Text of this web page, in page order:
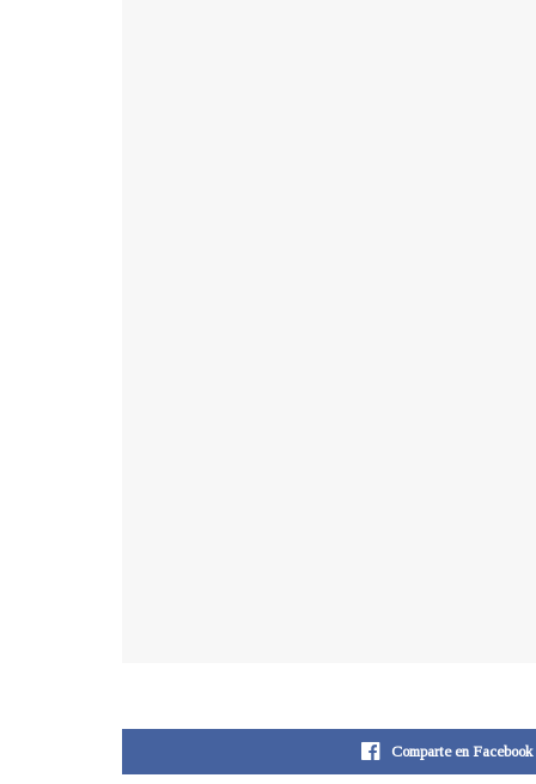
Comparte en Facebook